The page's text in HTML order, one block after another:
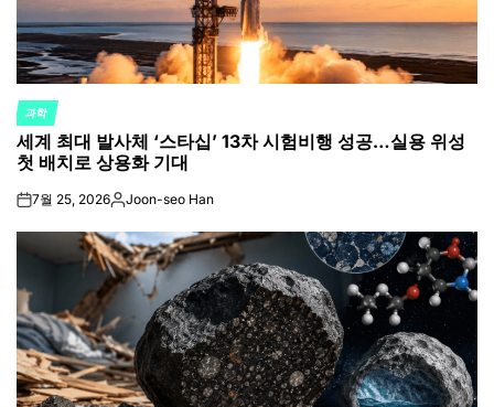
POSTED
IN
과학
세계 최대 발사체 ‘스타십’ 13차 시험비행 성공…실용 위성
첫 배치로 상용화 기대
on7월 25, 2026Posted
Joon-seo Han